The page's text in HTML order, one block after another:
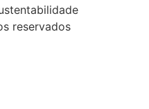
reservados